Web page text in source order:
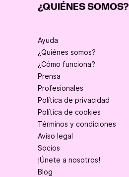
¿QUIÉNES SOMOS?
Ayuda
¿Quiénes somos?
¿Cómo funciona?
Prensa
Profesionales
Política de privacidad
Política de cookies
Términos y condiciones
Aviso legal
Socios
¡Únete a nosotros!
Blog